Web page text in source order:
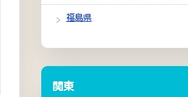
福島県
関東